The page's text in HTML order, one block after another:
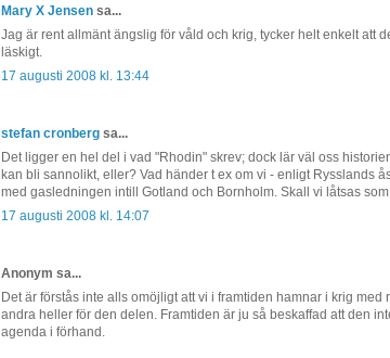
Mary X Jensen sa...
Jag är rent allmänt ängslig för våld och krig, tycker helt enkelt att
läskigt.
17 augusti 2008 kl. 13:44
stefan cronberg sa...
Det ligger en hel del i vad "Rhodin" skrev; dock lär väl oss
kan bli sannolikt, eller? Vad händer t ex om vi - enligt Rysslands
med gasledningen intill Gotland och Bornholm. Skall vi låtsas
17 augusti 2008 kl. 14:07
Anonym sa...
Det är förstås inte alls omöjligt att vi i framtiden hamnar i krig med
andra heller för den delen. Framtiden är ju så beskaffad att den
agenda i förhand.